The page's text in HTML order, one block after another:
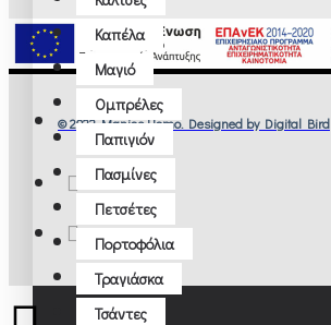
Δερμάτινα
Κοντά
Μακρυά
Σακάκια
Γιλέκα
Μαντηλάκια Τσέπης (ποσετ)
Μπλέιζερ
Σακάκια
Καπέλα
Μαγιό
Ομπρέλες
Παπιγιόν
Πασμίνες
Πετσέτες
Πορτοφόλια
Τραγιάσκα
Τσάντες
© 2022 Manios Uomo. Designed by Digital Bird